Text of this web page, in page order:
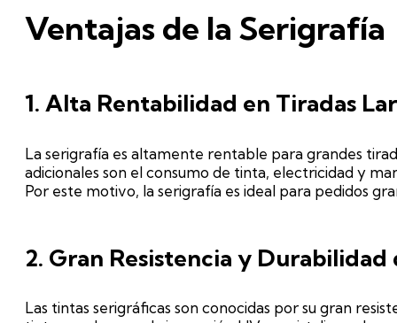
Ventajas de la Serigrafía
1. Alta Rentabilidad en Tiradas
La serigrafía es altamente rentable para grandes
adicionales son el consumo de tinta, electricidad y
Por este motivo, la serigrafía es ideal para pedidos
2. Gran Resistencia y Durabilidad
Las tintas serigráficas son conocidas por su gran